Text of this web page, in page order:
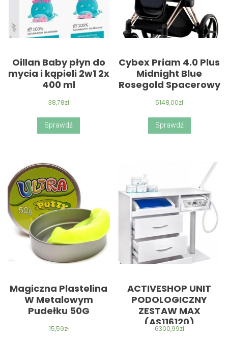
Oillan Baby płyn do
mycia i kąpieli 2w1 2x
400 ml
38,78zł
Sprawdź
Cybex Priam 4.0 Plus
Midnight Blue
Rosegold Spacerowy
5148,00zł
Sprawdź
Magiczna Plastelina
W Metalowym
Pudełku 50G
15,59zł
ACTIVESHOP UNIT
PODOLOGICZNY
ZESTAW MAX
(AS116120)
6300,99zł